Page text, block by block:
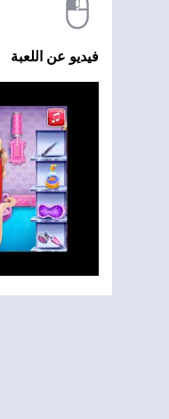
فيديو عن اللعبة